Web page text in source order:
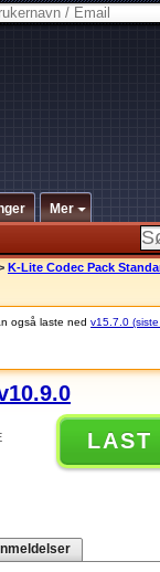
Mer
K-Lite Codec Pack
også laste ned v15.7.0
LAST